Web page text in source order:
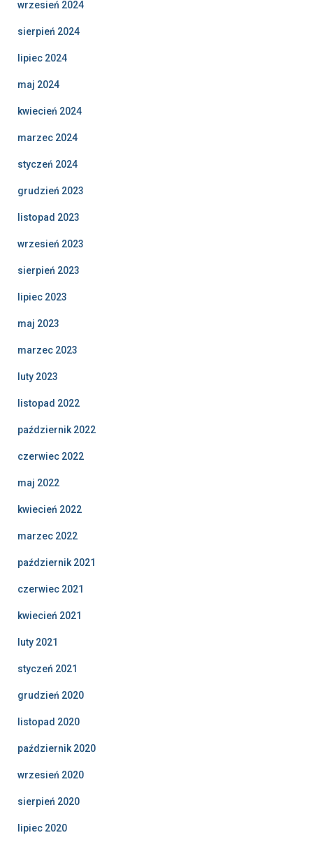
wrzesień 2024
sierpień 2024
lipiec 2024
maj 2024
kwiecień 2024
marzec 2024
styczeń 2024
grudzień 2023
listopad 2023
wrzesień 2023
sierpień 2023
lipiec 2023
maj 2023
marzec 2023
luty 2023
listopad 2022
październik 2022
czerwiec 2022
maj 2022
kwiecień 2022
marzec 2022
październik 2021
czerwiec 2021
kwiecień 2021
luty 2021
styczeń 2021
grudzień 2020
listopad 2020
październik 2020
wrzesień 2020
sierpień 2020
lipiec 2020